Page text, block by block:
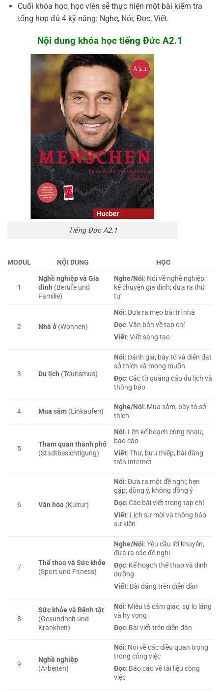
Cuối khóa học, học viên sẽ thực hiện một bài kiểm tra
tổng hợp đủ 4 kỹ năng: Nghe, Nói, Đọc, Viết.
Nội dung khóa học tiếng Đức A2.1
Tiếng Đức A2.1
MODUL NỘI DUNG HỌC
1
Nghề nghiệp và Gia
đình (Berufe und
Familie)
Nghe/Nói: Nói về nghề nghiệp;
kể chuyện gia đình; đưa ra thứ
tự
2 Nhà ở (Wohnen)
Nói: Đưa ra mẹo bài trí nhà
Đọc: Văn bản về tạp chí
Viết: Viết sáng tạo
3 Du lịch (Tourismus)
Nói: Đánh giá; bày tỏ và diễn đạt
sở thích và mong muốn
Đọc: Các tờ quảng cáo du lịch và
thông báo
4 Mua sắm (Einkaufen)
Nghe/Nói: Mua sắm; bày tỏ sở
thích
5
Tham quan thành phố
(Stadtbesichtigung)
Nói: Lên kế hoạch cùng nhau;
báo cáo
Viết: Thư, bưu thiếp, bài đăng
trên Internet
6 Văn hóa (Kultur)
Nói: Đưa ra một đề nghị; hẹn
gặp; đồng ý, không đồng ý
Đọc: Các bài viết trong tạp chí
Viết: Lịch sự mời và thông báo
sự kiện
7
Thể thao và Sức khỏe
(Sport und Fitness)
Nghe/Nói: Yêu cầu lời khuyên,
đưa ra các đề nghị
Đọc: Kế hoạch thể thao và dinh
dưỡng
Viết: Bài đăng trên diễn đàn
8
Sức khỏe và Bệnh tật
(Gesundheit und
Krankheit)
Nói: Miêu tả cảm giác, sự lo lắng
và hy vọng
Đọc: Bài viết trên diễn đàn
9
Nghề nghiệp
(Arbeiten)
Nói: Nói về các điều quan trọng
trong công việc
Đọc: Báo cáo về tài liệu công
việc